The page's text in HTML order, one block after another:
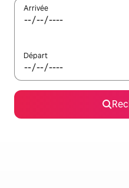
Arrivée
Départ